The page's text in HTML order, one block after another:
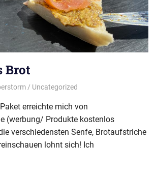
Brot
Uncategorized
erreichte mich von
(werbung/ Produkte kostenlos
verschiedensten Senfe, Brotaufstriche
lohnt sich! Ich